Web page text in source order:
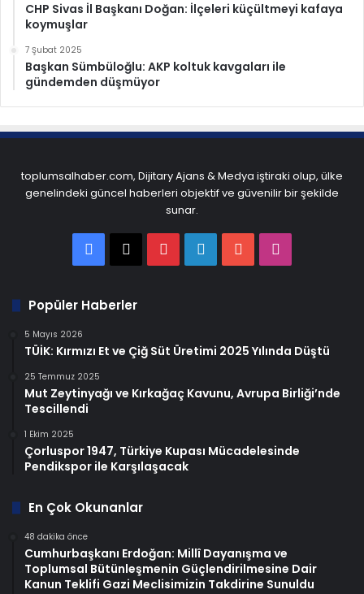
CHP Sivas İl Başkanı Doğan: İlçeleri küçültmeyi kafaya
koymuşlar
7 Şubat 2025
Başkan Sümbüloğlu: AKP koltuk kavgaları ile
gündemden düşmüyor
toplumsalhaber.com, Dijitary Ajans & Medya iştiraki olup, ülke
genelindeki güncel haberleri objektif ve güvenilir bir şekilde
sunar.
Facebook
X PinterestLinkedInYouTube
Popüler Haberler
5 Mayıs 2026
TÜİK: Kırmızı Et ve Çiğ Süt Üretimi 2025 Yılında Düştü
25 Temmuz 2025
Mut Zeytinyağı ve Kırkağaç Kavunu, Avrupa Birliği’nde
Tescillendi
1 Ekim 2025
Çorluspor 1947, Türkiye Kupası Mücadelesinde
Pendikspor ile Karşılaşacak
En Çok Okunanlar
48 dakika önce
Cumhurbaşkanı Erdoğan: Millî Dayanışma ve
Toplumsal Bütünleşmenin Güçlendirilmesine Dair
Kanun Teklifi Gazi Meclisimizin Takdirine Sunuldu